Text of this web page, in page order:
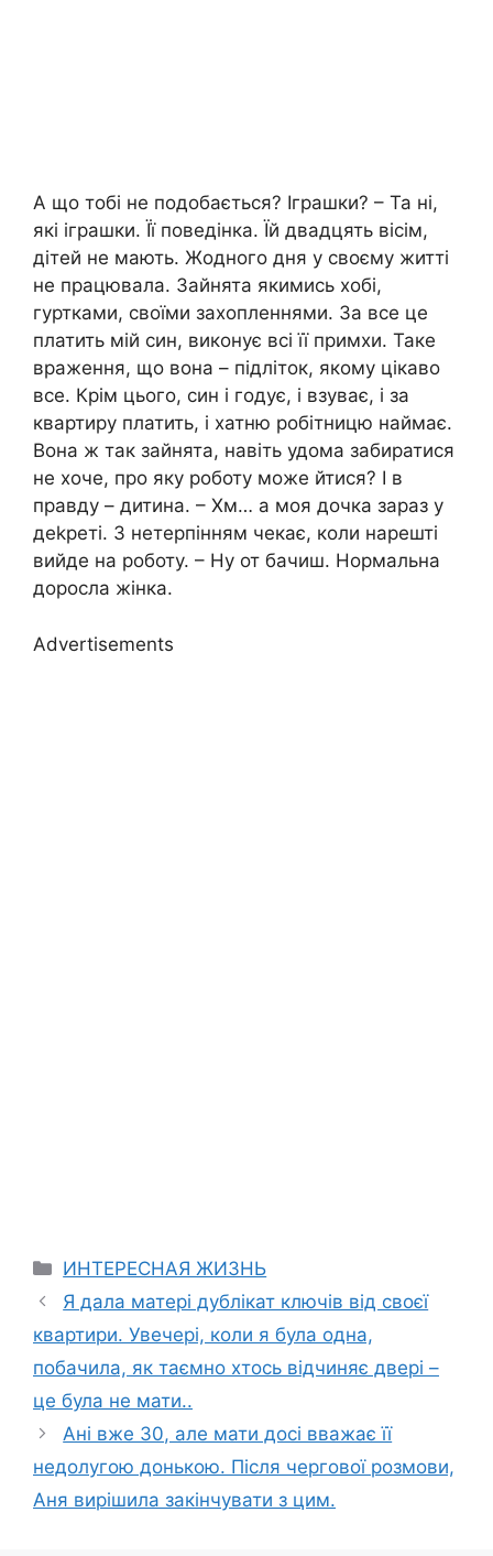
А що тобі не подобається? Іграшки? – Та ні,
які іграшки. Її поведінка. Їй двадцять вісім,
дітей не мають. Жодного дня у своєму житті
не працювала. Зайнята якимись хобі,
гуртками, своїми захопленнями. За все це
платить мій син, виконує всі її примхи. Таке
враження, що вона – підліток, якому цікаво
все. Крім цього, син і годує, і взуває, і за
квартиру платить, і хатню робітницю наймає.
Вона ж так зайнята, навіть удома забиратися
не хоче, про яку роботу може йтися? І в
правду – дитина. – Хм… а моя дочка зараз у
деkреті. З нетерпінням чекає, коли нарешті
вийде на роботу. – Ну от бачиш. Нормальна
доросла жінка.
Advertisements
Categories
ИНТЕРЕСНАЯ ЖИЗНЬ
Я дала матері дублікат ключів від своєї
квартири. Увечері, коли я була одна,
побачила, як таємно хтось відчиняє двері –
це була не мати..
Ані вже 30, але мати досі вважає її
недолугою донькою. Після чергової розмови,
Аня вирішила закінчувати з цим.